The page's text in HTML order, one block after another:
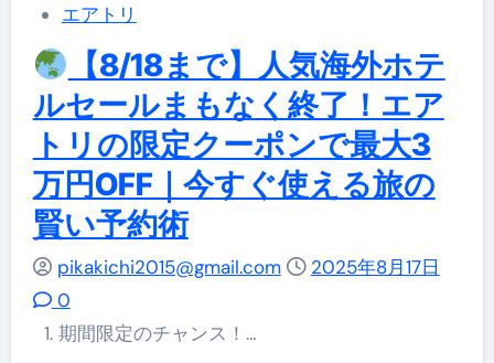
し
く
読
む
く
読
む
葉、
食、
温
泉
を
楽
し
む
め
北
へ！
週
末
旅
行
も
夢
ゃ
マ
パ
ー
ク
周
辺
ホ
ル
集
エアトリ
【8/18まで】人気海外ホテ
ルセールまもなく終了！エア
トリの限定クーポンで最大3
万円OFF｜今すぐ使える旅の
賢い予約術
pikakichi2015@gmail.com
2025年8月17日
0
1. 期間限定のチャンス！…